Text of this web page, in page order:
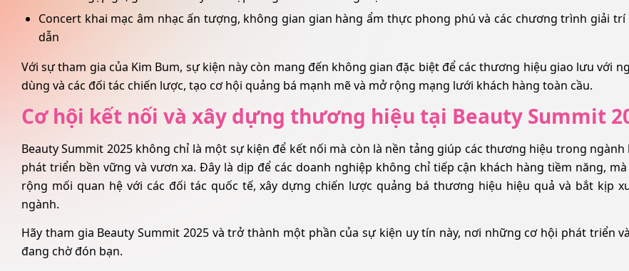
Concert khai mạc âm nhạc ấn tượng, không gian gian hàng ẩm thực phong phú và các chương trình giải trí
dẫn
Với sự tham gia của Kim Bum, sự kiện này còn mang đến không gian đặc biệt để các thương hiệu giao lưu với
dùng và các đối tác chiến lược, tạo cơ hội quảng bá mạnh mẽ và mở rộng mạng lưới khách hàng toàn cầu.
Cơ hội kết nối và xây dựng thương hiệu tại Beauty Summit
Beauty Summit 2025 không chỉ là một sự kiện để kết nối mà còn là nền tảng giúp các thương hiệu trong ngành
phát triển bền vững và vươn xa. Đây là dịp để các doanh nghiệp không chỉ tiếp cận khách hàng tiềm năng,
rộng mối quan hệ với các đối tác quốc tế, xây dựng chiến lược quảng bá thương hiệu hiệu quả và bắt kịp
ngành.
Hãy tham gia Beauty Summit 2025 và trở thành một phần của sự kiện uy tín này, nơi những cơ hội phát triển
đang chờ đón bạn.